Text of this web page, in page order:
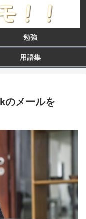
勉強
用語集
のメールを